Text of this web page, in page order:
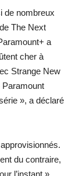
de nombreux
The Next
a
cher à
Strange New
Paramount
», a déclaré
du contraire,
l’instant ».